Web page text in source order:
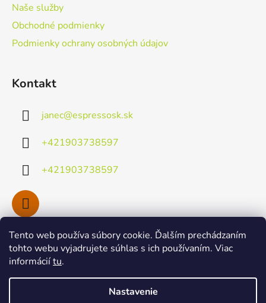
Tento web používa súbory cookie. Ďalším prechádzaním
tohto webu vyjadrujete súhlas s ich používaním. Viac
informáciítu.
Nastavenie
Naše služby
Obchodné podmienky
Podmienky ochrany osobných údajov
Kontakt
janec@espressosk.sk
+421903738597
+421903738597
Facebook